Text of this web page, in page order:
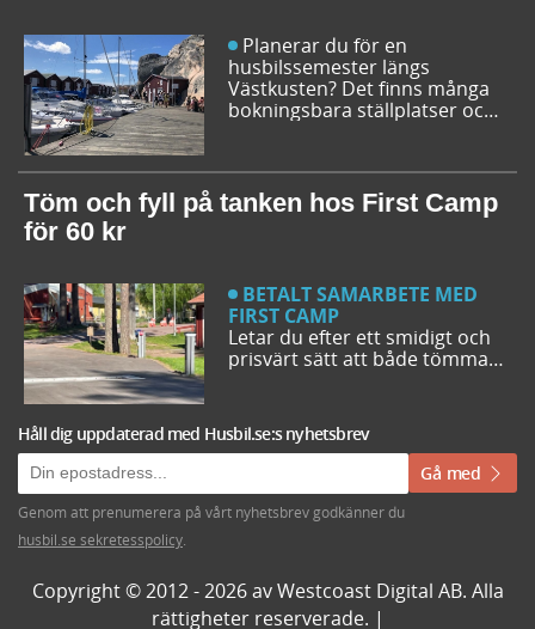
husbilssemester längs
Västkusten? Det finns många
bokningsbara ställplatser och
campingturen. Vi ger dig några
bra förslag på ställplatser och
husbilsplatser så att du kan
Töm och fyll på tanken hos First Camp
för 60 kr
BETALT SAMARBETE MED
FIRST CAMP
Letar du efter ett smidigt och
prisvärt sätt att både tömma
har du möjlighet att svänga in
på någon av de närmare 50
First Camp destinationerna i
Sverige. Kanske kommer du
även upptäcka en ny
Håll dig uppdaterad med Husbil.se:s nyhetsbrev
Gå med
Genom att prenumerera på vårt nyhetsbrev godkänner du
husbil.se sekretesspolicy
Copyright © 2012 - 2026 av Westcoast Digital AB. Alla
rättigheter reserverade. |